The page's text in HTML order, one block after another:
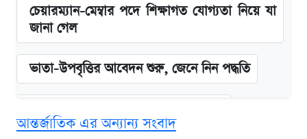
চেয়ারম্যান-মেম্বার পদে শিক্ষাগত যোগ্যতা নিয়ে যা
জানা গেল
ভাতা-উপবৃত্তির আবেদন শুরু, জেনে নিন পদ্ধতি
আন্তর্জাতিক এর অন্যান্য সংবাদ